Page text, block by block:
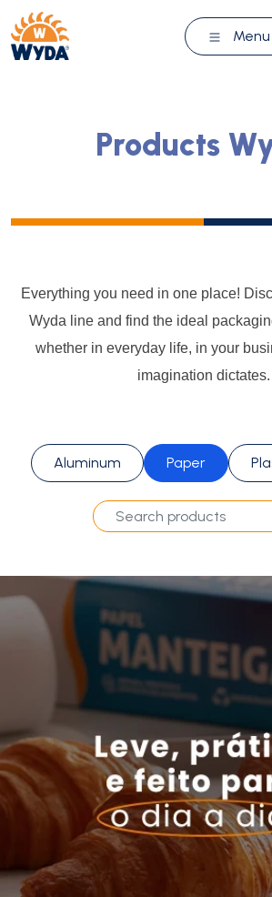
Menu
Products
Everything you need in one place!
Wyda line and find the ideal
whether in everyday life, in your
imagination dictates.
Aluminum Paper